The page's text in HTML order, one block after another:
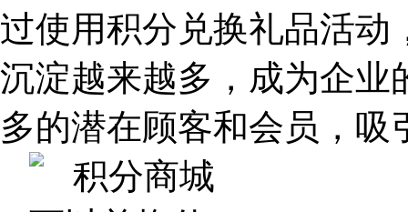
过使用积分兑换礼品活动
沉淀越来越多，成为企业
多的潜在顾客和会员，吸